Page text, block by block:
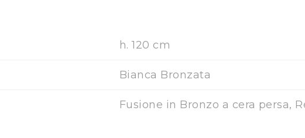
h. 120 cm
Bianca Bronzata
Fusione in Bronzo a cera persa,